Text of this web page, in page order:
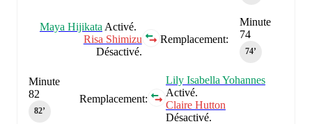
Minute
74
74‎’‎
Remplacement:
Maya Hijikata Activé.
Risa Shimizu
Désactivé.
Remplacement:
Lily Isabella Yohannes
Activé.
Claire Hutton
Désactivé.
Minute
82
82‎’‎